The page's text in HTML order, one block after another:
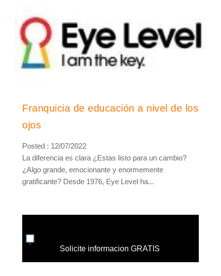
Franquicia de educación a nivel de los
ojos
Posted : 12/07/2022
La diferencia es clara ¿Estas listo para un cambio?
¿Algo grande, emocionante y enormemente
gratificante? Desde 1976, Eye Level ha...
Solicite informacion GRATIS